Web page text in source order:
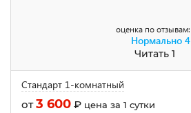
оценка по отзывам:
Нормально 4
Читать 1
Стандарт 1-комнатный
от3 600 ₽ цена за 1 сутки